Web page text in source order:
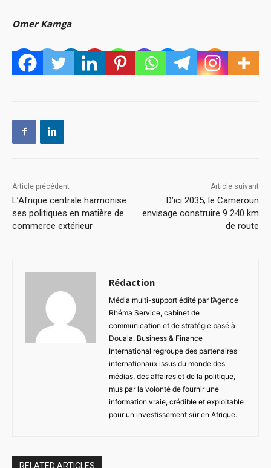
Omer Kamga
Article précédent
L’Afrique centrale harmonise
ses politiques en matière de
commerce extérieur
Article suivant
D’ici 2035, le Cameroun
envisage construire 9 240 km
de route
Rédaction
Média multi-support édité par l’Agence
Rhéma Service, cabinet de
communication et de stratégie basé à
Douala, Business & Finance
International regroupe des partenaires
internationaux issus du monde des
médias, des affaires et de la politique,
mus par la volonté de fournir une
information vraie, crédible et exploitable
pour un investissement sûr en Afrique.
RELATED ARTICLES